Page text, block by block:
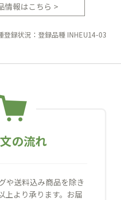
情報はこちら >
登録状況：登録品種 INHEU14-03
の流れ
や送料込み商品を除き
上より承ります。お届